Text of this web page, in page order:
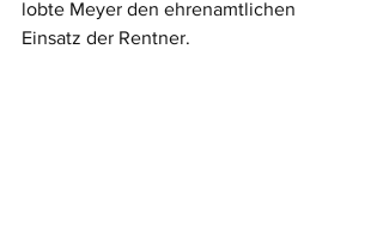
lobte Meyer den ehrenamtlichen
Einsatz der Rentner.